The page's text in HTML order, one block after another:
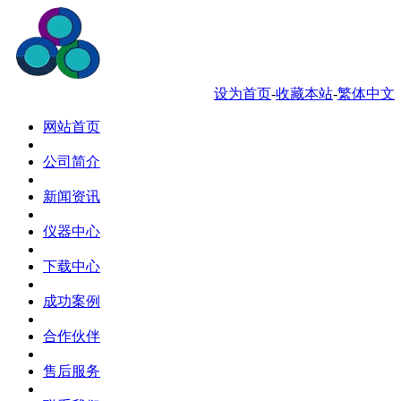
设为首页-收藏本站-繁体中文
网站首页
公司简介
新闻资讯
仪器中心
下载中心
成功案例
合作伙伴
售后服务